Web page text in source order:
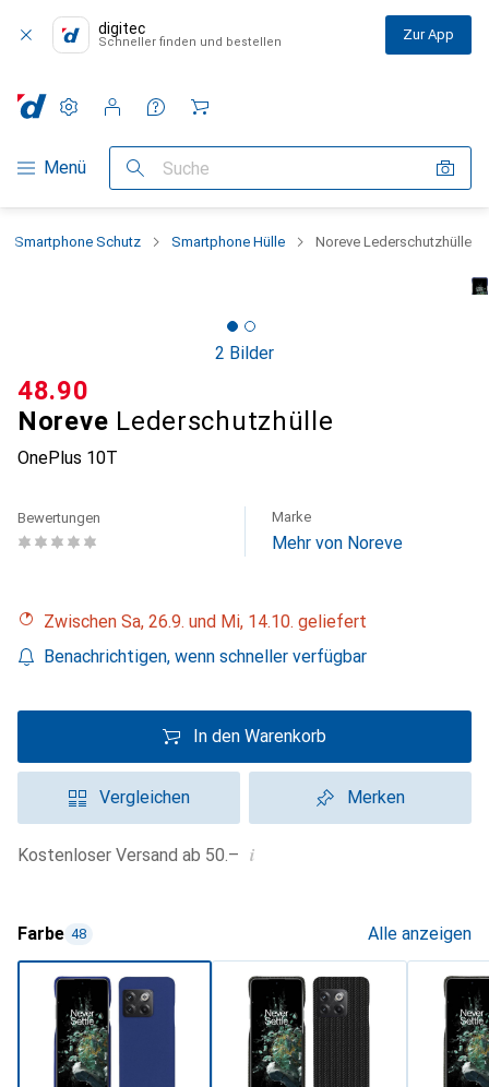
digitec
Schneller finden und bestellen Zur App
Navigation nach Kategorien
Menü Suche
Einstellungen
Kundenkonto
Vergleichslisten
Merklisten
Warenkorb
Smartphone Schutz Smartphone Hülle Noreve Lederschutzhülle
2 Bilder
Noreve Lederschutzhülle
OnePlus 10T
CHF
48.90
Bewertungen Marke
Mehr von Noreve
Zwischen Sa, 26.9. und Mi, 14.10. geliefert
Benachrichtigen, wenn schneller verfügbar
In den Warenkorb
Vergleichen Merken
Kostenloser Versand ab 50.– i
Farbe 48 Alle anzeigen